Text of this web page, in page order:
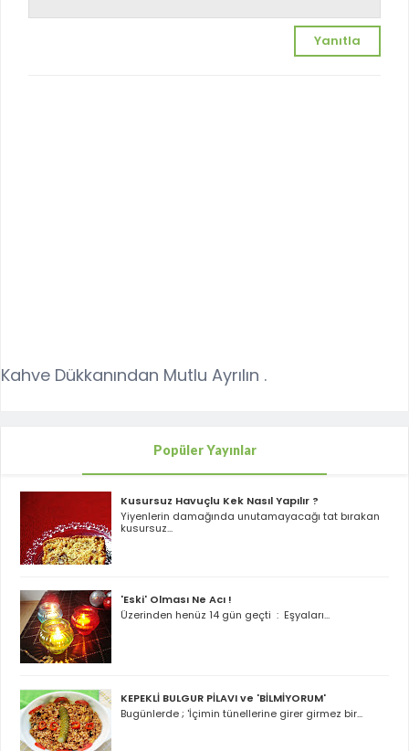
Yanıtla
Kahve Dükkanından Mutlu Ayrılın .
Popüler Yayınlar
Kusursuz Havuçlu Kek Nasıl Yapılır ?
Yiyenlerin damağında unutamayacağı tat bırakan
kusursuz...
'Eski' Olması Ne Acı !
Üzerinden henüz 14 gün geçti : Eşyaları...
KEPEKLİ BULGUR PİLAVI ve 'BİLMİYORUM'
Bugünlerde ; 'İçimin tünellerine girer girmez bir...